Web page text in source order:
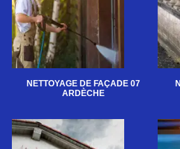
NETTOYAGE DE FAÇADE 07
ARDÈCHE